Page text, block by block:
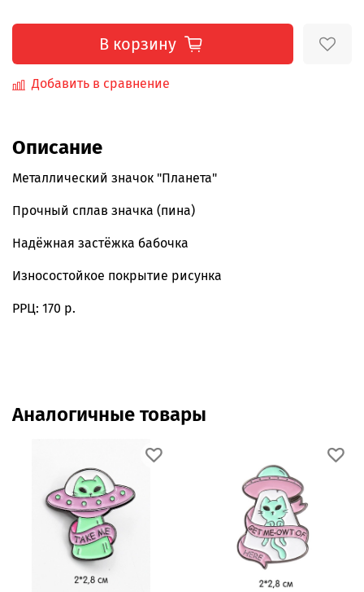
В корзину
Добавить в сравнение
Описание
Металлический значок "Планета"
Прочный сплав значка (пина)
Надёжная застёжка бабочка
Износостойкое покрытие рисунка
РРЦ: 170 р.
Аналогичные товары